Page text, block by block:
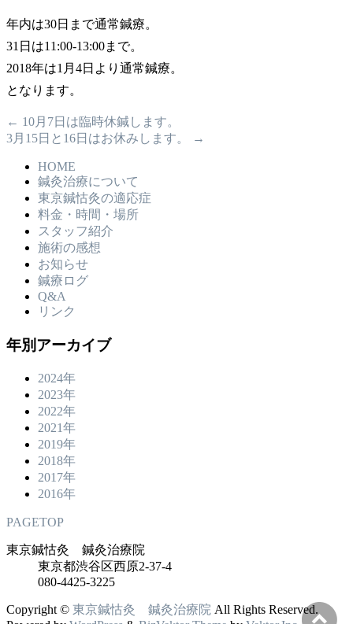
年内は30日まで通常鍼療。
31日は11:00-13:00まで。
2018年は1月4日より通常鍼療。
となります。
← 10月7日は臨時休鍼します。
3月15日と16日はお休みします。
→
HOME
鍼灸治療について
東京鍼怙灸の適応症
料金・時間・場所
スタッフ紹介
施術の感想
お知らせ
鍼療ログ
Q&A
リンク
年別アーカイブ
2024年
2023年
2022年
2021年
2019年
2018年
2017年
2016年
PAGETOP
東京鍼怙灸 鍼灸治療院
東京都渋谷区西原2-37-4
080-4425-3225
Copyright © 東京鍼怙灸 鍼灸治療院 All Rights Reserved.